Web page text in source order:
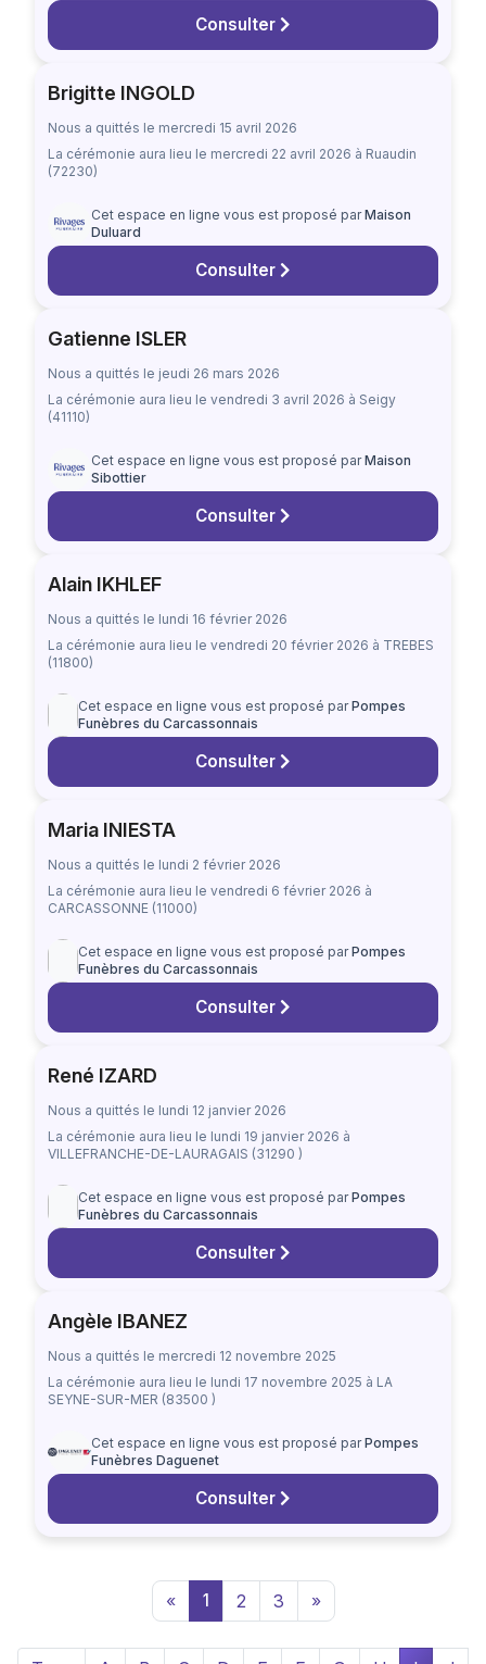
Consulter
Brigitte INGOLD
Nous a quittés le mercredi 15 avril 2026
La cérémonie aura lieu le mercredi 22 avril 2026 à Ruaudin
(72230)
Cet espace en ligne vous est proposé parMaison
Duluard
Consulter
Gatienne ISLER
Nous a quittés le jeudi 26 mars 2026
La cérémonie aura lieu le vendredi 3 avril 2026 à Seigy
(41110)
Cet espace en ligne vous est proposé parMaison
Sibottier
Consulter
Alain IKHLEF
Nous a quittés le lundi 16 février 2026
La cérémonie aura lieu le vendredi 20 février 2026 à TREBES
(11800)
Cet espace en ligne vous est proposé parPompes
Funèbres du Carcassonnais
Consulter
Maria INIESTA
Nous a quittés le lundi 2 février 2026
La cérémonie aura lieu le vendredi 6 février 2026 à
CARCASSONNE (11000)
Cet espace en ligne vous est proposé parPompes
Funèbres du Carcassonnais
Consulter
René IZARD
Nous a quittés le lundi 12 janvier 2026
La cérémonie aura lieu le lundi 19 janvier 2026 à
VILLEFRANCHE-DE-LAURAGAIS (31290 )
Cet espace en ligne vous est proposé parPompes
Funèbres du Carcassonnais
Consulter
Angèle IBANEZ
Nous a quittés le mercredi 12 novembre 2025
La cérémonie aura lieu le lundi 17 novembre 2025 à LA
SEYNE-SUR-MER (83500 )
Cet espace en ligne vous est proposé parPompes
Funèbres Daguenet
Consulter
« 1 2 3 »